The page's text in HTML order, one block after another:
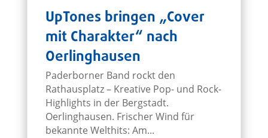
UpTones bringen „Cover
mit Charakter“ nach
Oerlinghausen
Paderborner Band rockt den
Rathausplatz – Kreative Pop- und Rock-
Highlights in der Bergstadt.
Oerlinghausen. Frischer Wind für
bekannte Welthits: Am...